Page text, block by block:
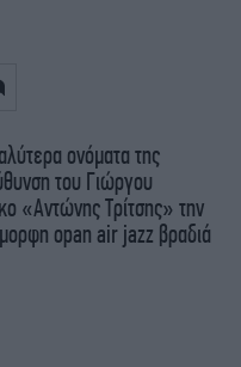
ονόματα της
του Γιώργου
«Αντώνης Τρίτσης» την
opan air jazz βραδιά